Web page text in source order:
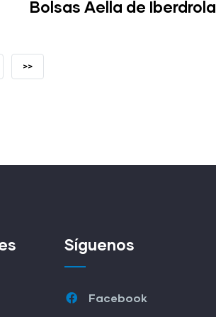
Bolsas Aella de Iberdrola
LAST
>>
Síguenos
Facebook